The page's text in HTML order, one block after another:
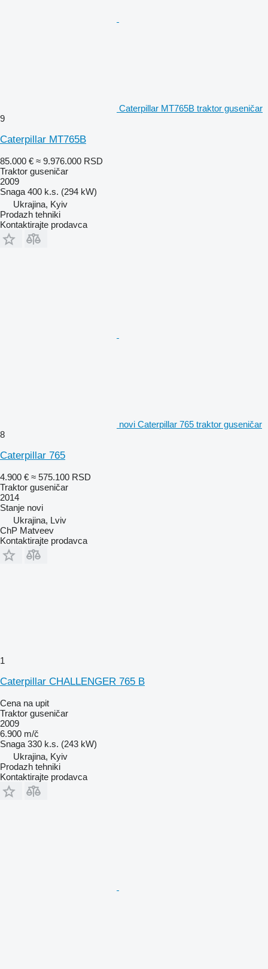
Caterpillar MT765B traktor guseničar
9
Caterpillar MT765B
85.000 € ≈ 9.976.000 RSD
Traktor guseničar
2009
Snaga 400 k.s. (294 kW)
Ukrajina, Kyiv
Prodazh tehniki
Kontaktirajte prodavca
novi Caterpillar 765 traktor guseničar
8
Caterpillar 765
4.900 € ≈ 575.100 RSD
Traktor guseničar
2014
Stanje novi
Ukrajina, Lviv
ChP Matveev
Kontaktirajte prodavca
1
Caterpillar CHALLENGER 765 B
Cena na upit
Traktor guseničar
2009
6.900 m/č
Snaga 330 k.s. (243 kW)
Ukrajina, Kyiv
Prodazh tehniki
Kontaktirajte prodavca